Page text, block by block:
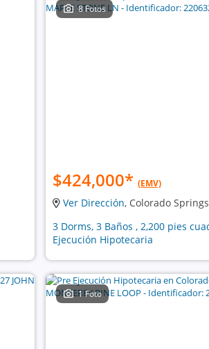
8 Fotos
$424,000* (EMV)
Ver Dirección, Colorado
3 Dorms, 3 Baños , 2,200 pies
Ejecución Hipotecaria
1 Foto